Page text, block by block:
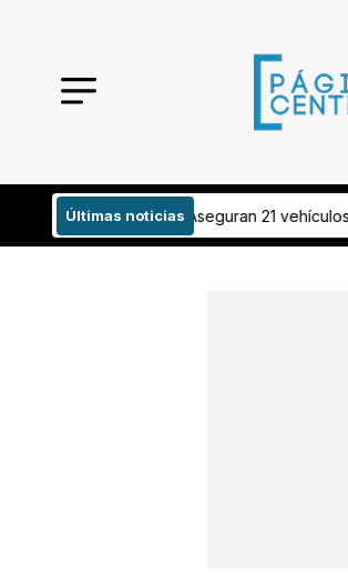
Últimas noticias
Aseguran 21 vehículos y detienen a dos